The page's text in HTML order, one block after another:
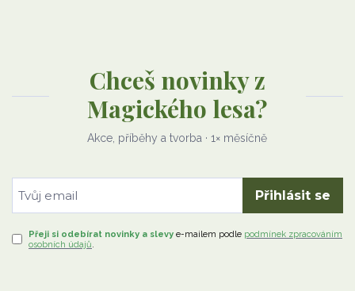
Chceš novinky z
Magického lesa?
Akce, příběhy a tvorba · 1× měsíčně
Přihlásit se
Přeji si odebírat novinky a slevy e-mailem podle podmínek zpracováním
osobních údajů.